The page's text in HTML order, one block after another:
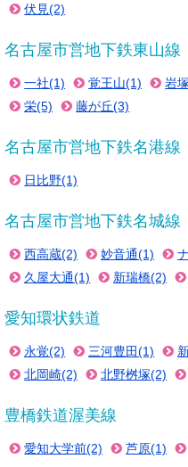
伏見(2)
名古屋市営地下鉄東山線
一社(1) 覚王山(1) 岩
栄(5)
藤が丘(3)
名古屋市営地下鉄名港線
日比野(1)
名古屋市営地下鉄名城線
西高蔵(2) 妙音通(1)
久屋大通(1)
新瑞橋(2)
愛知環状鉄道
永覚(2) 三河豊田(1)
北岡崎(2)
北野桝塚(2)
豊橋鉄道渥美線
愛知大学前(2) 芦原(1)